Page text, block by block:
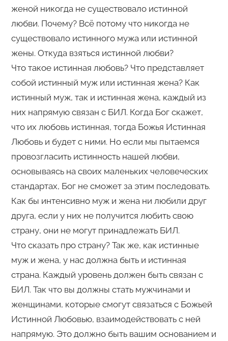
женой никогда не существовало истинной
любви. Почему? Всё потому что никогда не
существовало истинного мужа или истинной
жены. Откуда взяться истинной любви?
Что такое истинная любовь? Что представляет
собой истинный муж или истинная жена? Как
истинный муж, так и истинная жена, каждый из
них напрямую связан с БИЛ. Когда Бог скажет,
что их любовь истинная, тогда Божья Истинная
Любовь и будет с ними. Но если мы пытаемся
провозгласить истинность нашей любви,
основываясь на своих маленьких человеческих
стандартах, Бог не сможет за этим последовать.
Как бы интенсивно муж и жена ни любили друг
друга, если у них не получится любить свою
страну, они не могут принадлежать БИЛ.
Что сказать про страну? Так же, как истинные
муж и жена, у нас должна быть и истинная
страна. Каждый уровень должен быть связан с
БИЛ. Так что вы должны стать мужчинами и
женщинами, которые смогут связаться с Божьей
Истинной Любовью, взаимодействовать с ней
напрямую. Это должно быть вашим основанием и